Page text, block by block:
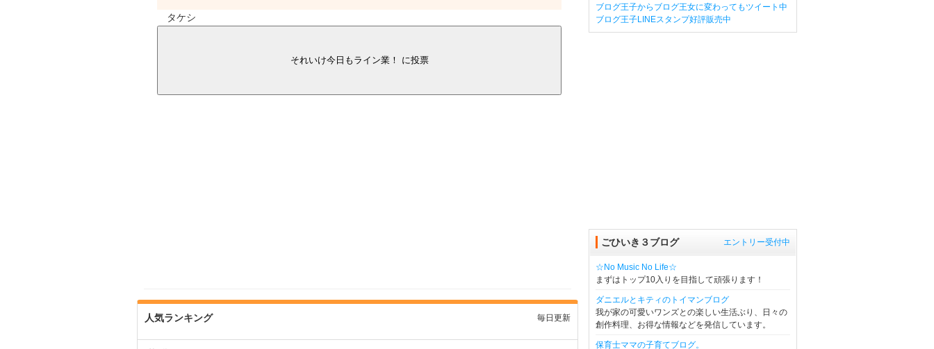
タケシ
人気ランキング 毎日更新
ブログ王子からブログ王女に変わってもツイート中
ブログ王子LINEスタンプ好評販売中
エントリー受付中
ごひいき３ブログ
☆No Music No Life☆
まずはトップ10入りを目指して頑張ります！
ダニエルとキティのトイマンブログ
我が家の可愛いワンズとの楽しい生活ぶり、日々の
創作料理、お得な情報などを発信しています。
保育士ママの子育てブログ。